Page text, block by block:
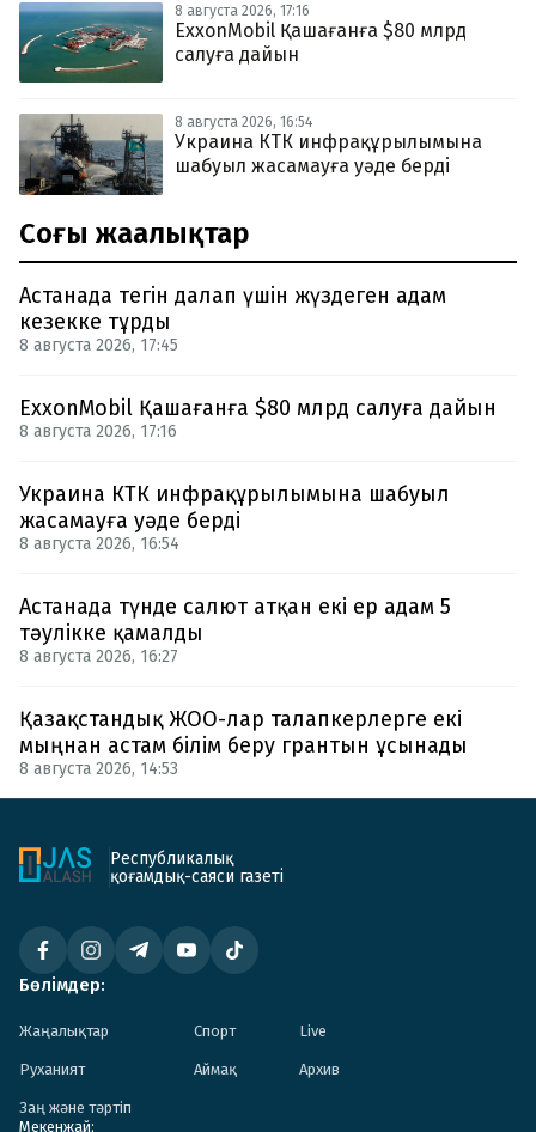
8 августа 2026, 17:16
ExxonMobil Қашағанға $80 млрд
салуға дайын
8 августа 2026, 16:54
Украина КТК инфрақұрылымына
шабуыл жасамауға уәде берді
Соңғы жаңалықтар
Астанада тегін далап үшін жүздеген адам
кезекке тұрды
8 августа 2026, 17:45
ExxonMobil Қашағанға $80 млрд салуға дайын
8 августа 2026, 17:16
Украина КТК инфрақұрылымына шабуыл
жасамауға уәде берді
8 августа 2026, 16:54
Астанада түнде салют атқан екі ер адам 5
тәулікке қамалды
8 августа 2026, 16:27
Қазақстандық ЖОО-лар талапкерлерге екі
мыңнан астам білім беру грантын ұсынады
8 августа 2026, 14:53
Республикалық
қоғамдық-саяси газеті
Бөлімдер:
Жаңалықтар Спорт Live
Руханият Аймақ Архив
Заң және тәртіп
Мекенжай: